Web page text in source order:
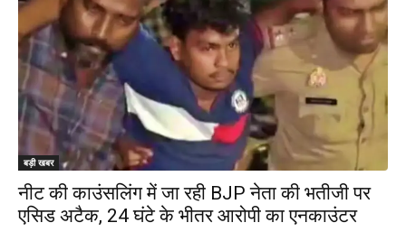
बड़ी खबर
नीट की काउंसलिंग में जा रही BJP नेता की भतीजी पर
एसिड अटैक, 24 घंटे के भीतर आरोपी का एनकाउंटर